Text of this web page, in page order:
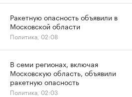
Ракетную опасность объявили в
Московской области
Политика, 02:08
В семи регионах, включая
Московскую область, объявили
ракетную опасность
Политика, 02:03